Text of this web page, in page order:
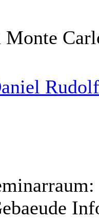
Monte
Rudolf